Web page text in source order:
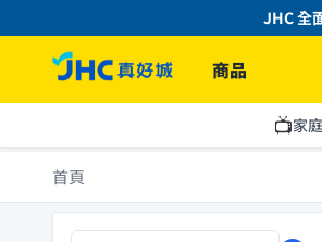
JHC 全面
商品
📺家
首頁